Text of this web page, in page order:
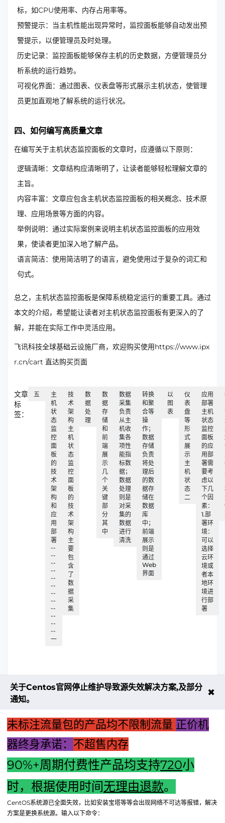
标，如CPU使用率、内存占用率等。
预警提示：当主机性能出现异常时，监控面板能够自动发出预
警提示，以便管理员及时处理。
历史记录：监控面板能够保存主机的历史数据，方便管理员分
析系统的运行趋势。
可视化界面：通过图表、仪表盘等形式展示主机状态，使管理
员更加直观地了解系统的运行状况。
四、如何编写高质量文章
在编写关于主机状态监控面板的文章时，应遵循以下原则：
逻辑清晰：文章结构应清晰明了，让读者能够轻松理解文章的
主旨。
内容丰富：文章应包含主机状态监控面板的相关概念、技术原
理、应用场景等方面的内容。
举例说明：通过实际案例来说明主机状态监控面板的应用效
果，使读者更加深入地了解产品。
语言简洁：使用简洁明了的语言，避免使用过于复杂的词汇和
句式。
总之，主机状态监控面板是保障系统稳定运行的重要工具。通过
本文的介绍，希望能让读者对主机状态监控面板有更深入的了
解，并能在实际工作中灵活应用。
飞讯科技全球基础云设施厂商，欢迎购买使用https://www.ipx
r.cn/cart 直达购买页面
文章
标
签：
五
主
机
状
态
监
控
面
板
的
技
术
架
构
和
应
用
部
署
--
--
--
--
--
--
--
--
--
--
--
--
一
技
术
架
构
主
机
状
态
监
控
面
板
的
技
术
架
构
主
要
包
含
了
数
据
采
集
数
据
处
理
数
据
存
储
和
前
端
展
示
几
个
关
键
部
分
其
中
数据
采集
负责
从主
机收
集各
项性
能指
标数
据；
数据
处理
则是
对采
集的
数据
进行
清洗
转换
和聚
合等
操
作；
数据
存储
负责
将处
理后
的数
据存
储在
数据
库
中；
前端
展示
则是
通过
Web
界面
以
图
表
仪
表
盘
等
形
式
展
示
主
机
状
态
二
应用
部署
主机
状态
监控
面板
的应
用部
署需
要考
虑以
下几
个因
素：
1.部
署环
境：
可以
选择
云环
境或
者本
地环
境进
行部
署
下一篇：“新主机启动无反应：解决显示器与键盘不亮问题全攻
略”
关于Centos官网停止维护导致源失效解决方案,及部分
通知。
✖
未标注流量包的产品均不限制流量 正价机
器终身承诺： 不超售内存
90%+周期付费性产品均支持720小
时，根据使用时间无理由退款。
CentOS系统源已全面失效，比如安装宝塔等等会出现网络不可达等报错，解决
方案是更换系统源。输入以下命令：